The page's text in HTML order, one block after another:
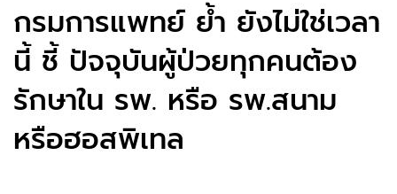
กรมการแพทย์ ย้ำ ยังไม่ใช่เวลา
นี้ ชี้ ปัจจุบันผู้ป่วยทุกคนต้อง
รักษาใน รพ. หรือ รพ.สนาม
หรือฮอสพิเทล